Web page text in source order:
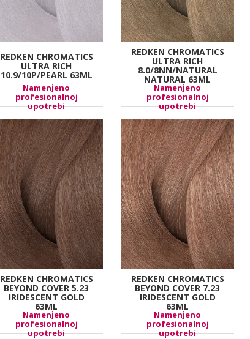
REDKEN CHROMATICS
ULTRA RICH
10.9/10P/PEARL 63ML
Namenjeno
profesionalnoj
upotrebi
REDKEN CHROMATICS
ULTRA RICH
8.0/8NN/NATURAL
NATURAL 63ML
Namenjeno
profesionalnoj
upotrebi
REDKEN CHROMATICS
BEYOND COVER 5.23
IRIDESCENT GOLD
63ML
Namenjeno
profesionalnoj
upotrebi
REDKEN CHROMATICS
BEYOND COVER 7.23
IRIDESCENT GOLD
63ML
Namenjeno
profesionalnoj
upotrebi